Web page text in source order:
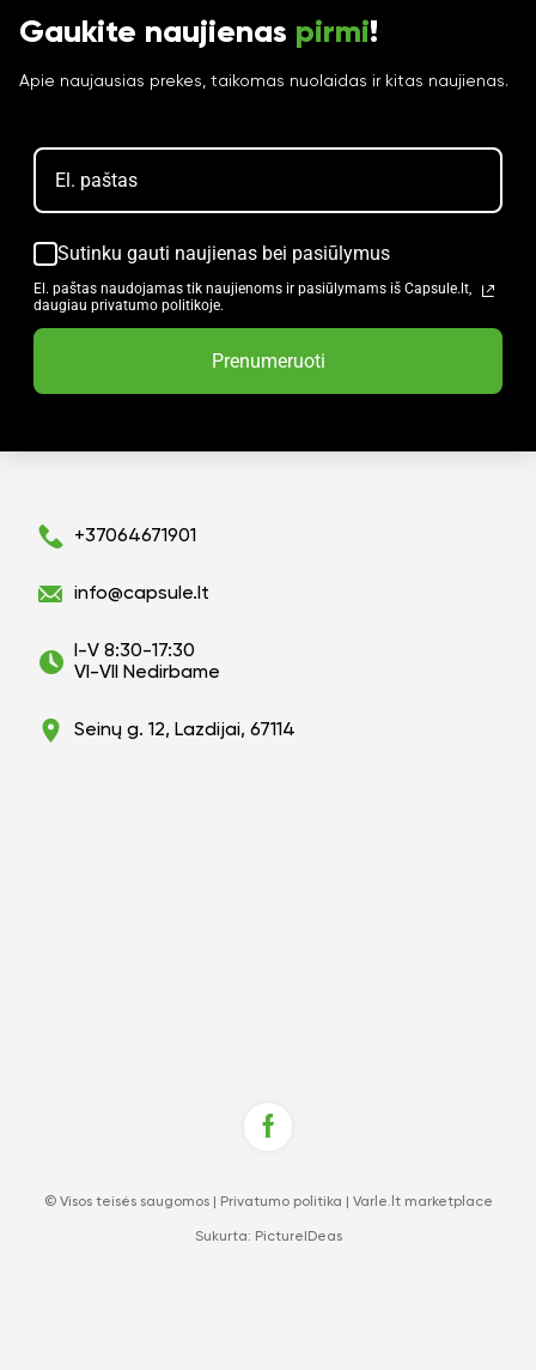
Gaukite naujienas pirmi!
Apie naujausias prekes, taikomas nuolaidas ir kitas naujienas.
Sutinku gauti naujienas bei pasiūlymus
El. paštas naudojamas tik naujienoms ir pasiūlymams iš Capsule.lt,
daugiau privatumo politikoje.
Prenumeruoti
+37064671901
info@capsule.lt
I-V 8:30-17:30
VI-VII Nedirbame
Seinų g. 12, Lazdijai, 67114
© Visos teisės saugomos | Privatumo politika Varle.lt marketplace
Sukurta: PictureIDeas